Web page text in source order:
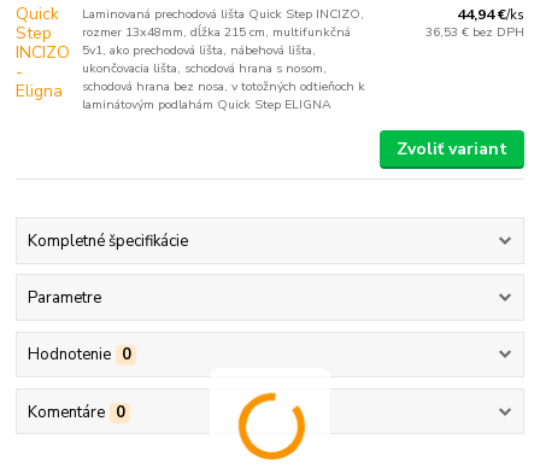
Laminovaná prechodová lišta Quick Step INCIZO,
rozmer 13x48mm, dĺžka 215 cm, multifunkčná
5v1, ako prechodová lišta, nábehová lišta,
ukončovacia lišta, schodová hrana s nosom,
schodová hrana bez nosa, v totožných odtieňoch k
laminátovým podlahám Quick Step ELIGNA
44,94 €/ks
36,53 € bez DPH
Zvoliť variant
Kompletné špecifikácie
Parametre
Hodnotenie 0
Komentáre 0